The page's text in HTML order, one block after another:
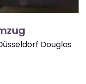
Douglas